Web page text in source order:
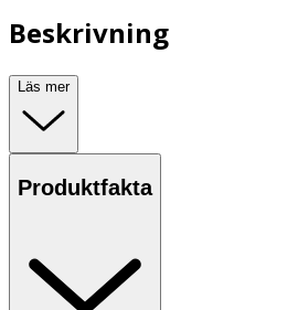
Beskrivning
Läs mer
Produktfakta